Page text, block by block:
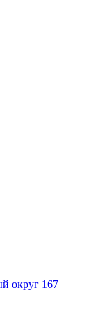
округ 167